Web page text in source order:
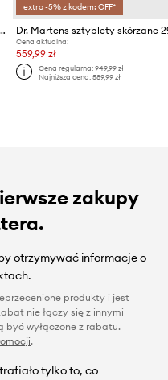
1460 Pascal MONO
extra -5% z kodem: OFF*
Dr. Martens sztyblety skórzane
Cena aktualna:
559,99 zł
Cena regularna: 949,99 zł
Najniższa cena: 589,99 zł
zakupy
otrzymywać informacje o
produkty i jest
nie łączy się z innymi
być wyłączone z rabatu.
.
tylko to, co